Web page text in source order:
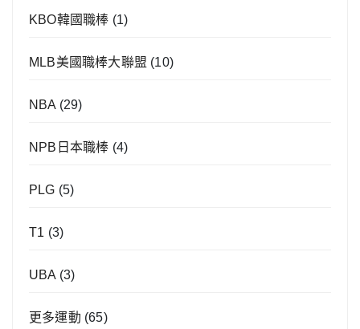
KBO韓國職棒 (1)
MLB美國職棒大聯盟 (10)
NBA (29)
NPB日本職棒 (4)
PLG (5)
T1 (3)
UBA (3)
更多運動 (65)